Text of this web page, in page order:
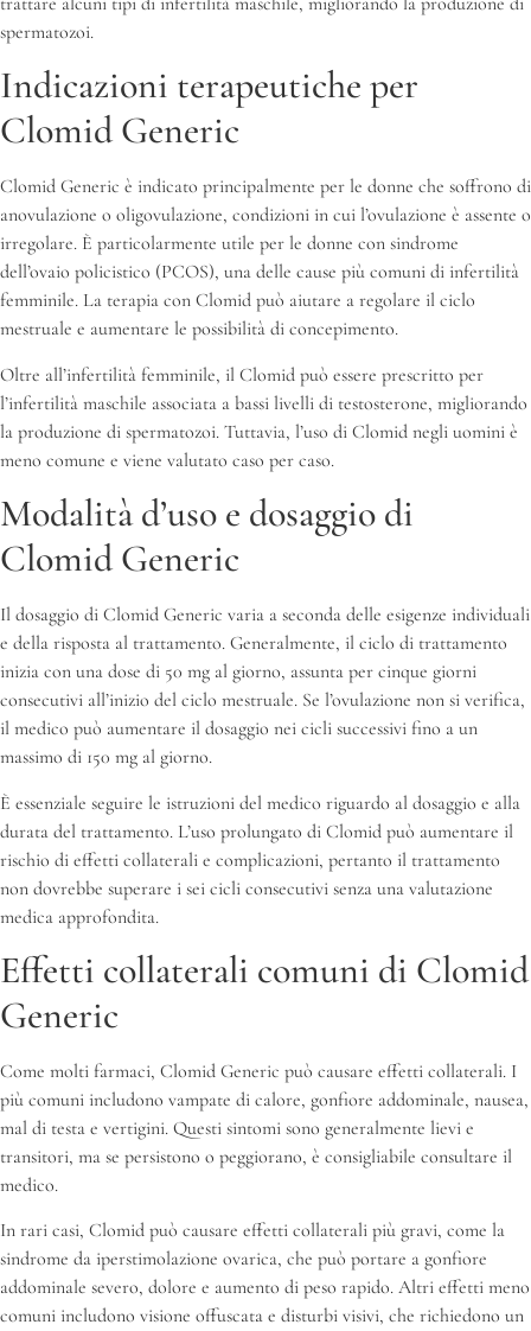
spermatozoi.
Indicazioni terapeutiche per
Clomid Generic
Clomid Generic è indicato principalmente per le donne che soffrono di
anovulazione o oligovulazione, condizioni in cui l’ovulazione è assente o
irregolare. È particolarmente utile per le donne con sindrome
dell’ovaio policistico (PCOS), una delle cause più comuni di infertilità
femminile. La terapia con Clomid può aiutare a regolare il ciclo
mestruale e aumentare le possibilità di concepimento.
Oltre all’infertilità femminile, il Clomid può essere prescritto per
l’infertilità maschile associata a bassi livelli di testosterone, migliorando
la produzione di spermatozoi. Tuttavia, l’uso di Clomid negli uomini è
meno comune e viene valutato caso per caso.
Modalità d’uso e dosaggio di
Clomid Generic
Il dosaggio di Clomid Generic varia a seconda delle esigenze individuali
e della risposta al trattamento. Generalmente, il ciclo di trattamento
inizia con una dose di 50 mg al giorno, assunta per cinque giorni
consecutivi all’inizio del ciclo mestruale. Se l’ovulazione non si verifica,
il medico può aumentare il dosaggio nei cicli successivi fino a un
massimo di 150 mg al giorno.
È essenziale seguire le istruzioni del medico riguardo al dosaggio e alla
durata del trattamento. L’uso prolungato di Clomid può aumentare il
rischio di effetti collaterali e complicazioni, pertanto il trattamento
non dovrebbe superare i sei cicli consecutivi senza una valutazione
medica approfondita.
Effetti collaterali comuni di Clomid
Generic
Come molti farmaci, Clomid Generic può causare effetti collaterali. I
più comuni includono vampate di calore, gonfiore addominale, nausea,
mal di testa e vertigini. Questi sintomi sono generalmente lievi e
transitori, ma se persistono o peggiorano, è consigliabile consultare il
medico.
In rari casi, Clomid può causare effetti collaterali più gravi, come la
sindrome da iperstimolazione ovarica, che può portare a gonfiore
addominale severo, dolore e aumento di peso rapido. Altri effetti meno
comuni includono visione offuscata e disturbi visivi, che richiedono un